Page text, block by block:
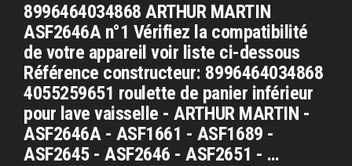
8996464034868 ARTHUR MARTIN
ASF2646A n°1 Vérifiez la compatibilité
de votre appareil voir liste ci-dessous
Référence constructeur: 8996464034868
4055259651 roulette de panier inférieur
pour lave vaisselle - ARTHUR MARTIN -
ASF2646A - ASF1661 - ASF1689 -
ASF2645 - ASF2646 - ASF2651 - …